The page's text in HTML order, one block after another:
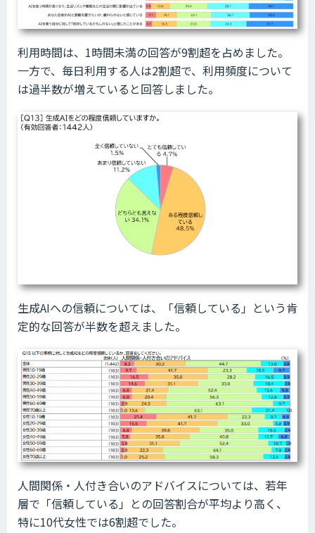
利用時間は、1時間未満の回答が9割超を占めました。
一方で、毎日利用する人は2割超で、利用頻度について
は過半数が増えていると回答しました。
生成AIへの信頼については、「信頼している」という肯
定的な回答が半数を超えました。
人間関係・人付き合いのアドバイスについては、若年
層で「信頼している」との回答割合が平均より高く、
特に10代女性では6割超でした。